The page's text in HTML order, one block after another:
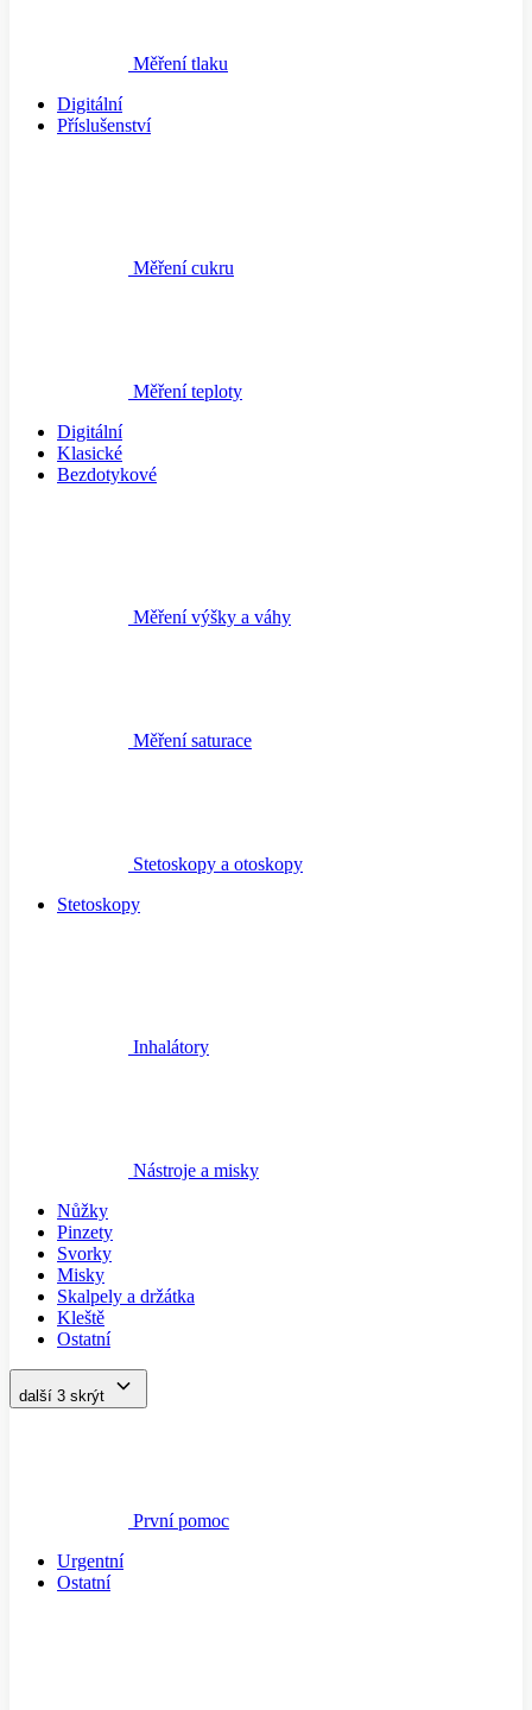
Měření tlaku
Digitální
Příslušenství
Měření cukru
Měření teploty
Digitální
Klasické
Bezdotykové
Měření výšky a váhy
Měření saturace
Stetoskopy a otoskopy
Stetoskopy
Inhalátory
Nástroje a misky
Nůžky
Pinzety
Svorky
Misky
Skalpely a držátka
Kleště
Ostatní
další 3 skrýt
První pomoc
Urgentní
Ostatní